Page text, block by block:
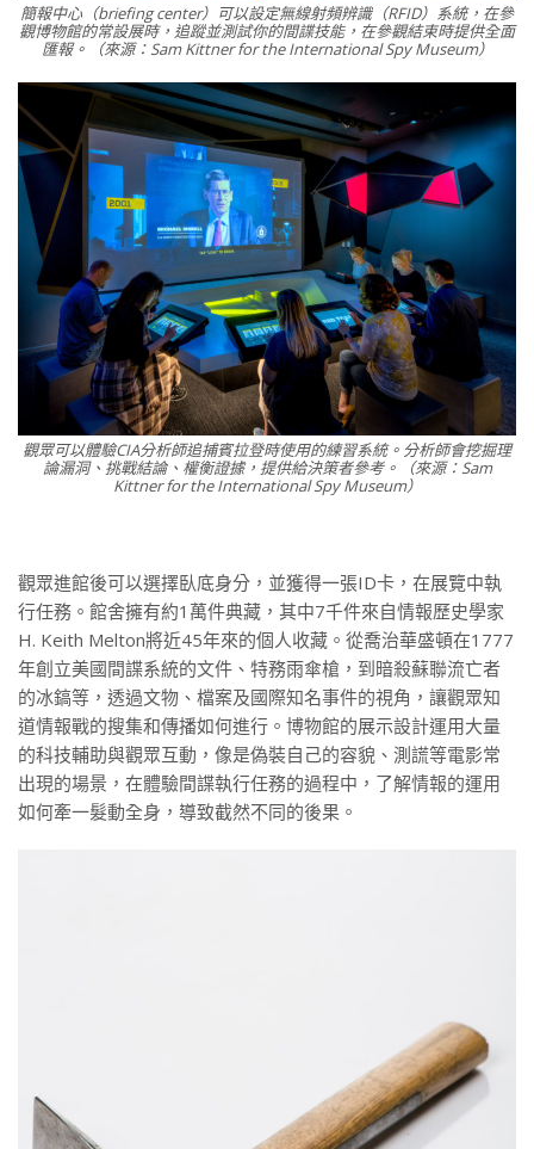
簡報中心（briefing center）可以設定無線射頻辨識（RFID）系統，在參
觀博物館的常設展時，追蹤並測試你的間諜技能，在參觀結束時提供全面
匯報。（來源：Sam Kittner for the International Spy Museum）
觀眾可以體驗CIA分析師追捕賓拉登時使用的練習系統。分析師會挖掘理
論漏洞、挑戰結論、權衡證據，提供給決策者參考。（來源：Sam
Kittner for the International Spy Museum）
觀眾進館後可以選擇臥底身分，並獲得一張ID卡，在展覽中執
行任務。館舍擁有約1萬件典藏，其中7千件來自情報歷史學家
H. Keith Melton將近45年來的個人收藏。從喬治華盛頓在1777
年創立美國間諜系統的文件、特務雨傘槍，到暗殺蘇聯流亡者
的冰鎬等，透過文物、檔案及國際知名事件的視角，讓觀眾知
道情報戰的搜集和傳播如何進行。博物館的展示設計運用大量
的科技輔助與觀眾互動，像是偽裝自己的容貌、測謊等電影常
出現的場景，在體驗間諜執行任務的過程中，了解情報的運用
如何牽一髮動全身，導致截然不同的後果。